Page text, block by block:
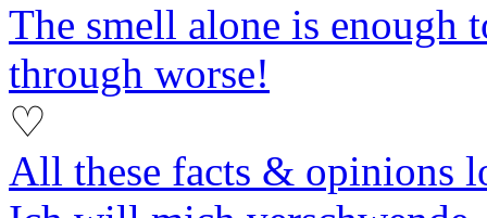
The smell alone is enough
through worse!
♡
All these facts & opinions